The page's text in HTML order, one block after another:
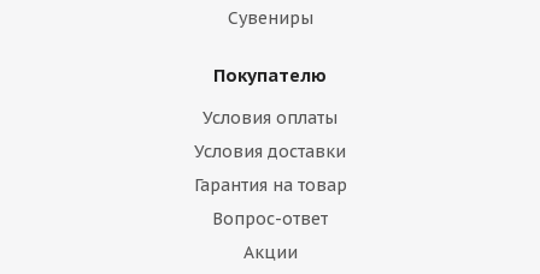
Сувениры
Покупателю
Условия оплаты
Условия доставки
Гарантия на товар
Вопрос-ответ
Акции